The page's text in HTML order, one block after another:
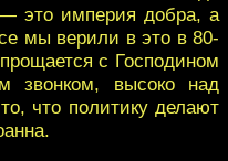
это империя добра, а
мы верили в это в 80-
с Господином
звонком, высоко над
что политику делают